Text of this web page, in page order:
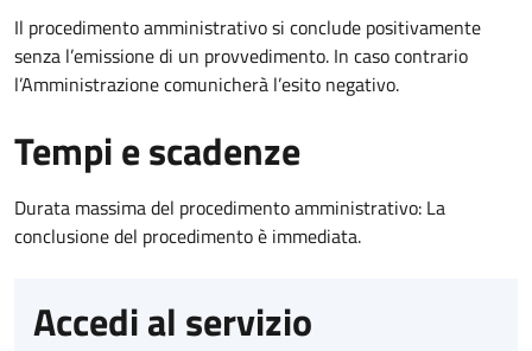
Il procedimento amministrativo si conclude positivamente
senza l’emissione di un provvedimento. In caso contrario
l’Amministrazione comunicherà l’esito negativo.
Tempi e scadenze
Durata massima del procedimento amministrativo: La
conclusione del procedimento è immediata.
Accedi al servizio